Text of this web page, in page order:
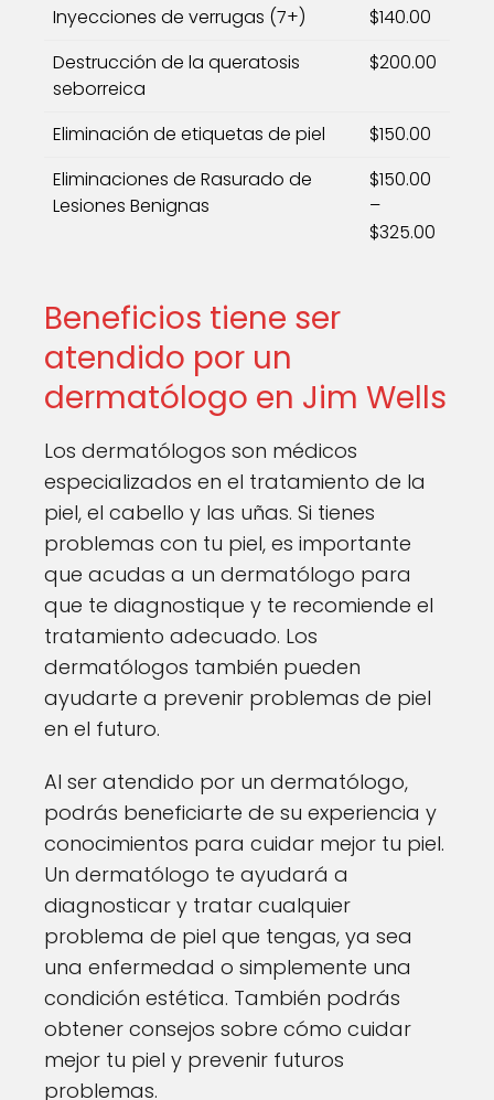
Inyecciones de verrugas (7+)
$140.00
Destrucción de la queratosis
seborreica
$200.00
Eliminación de etiquetas de piel
$150.00
Eliminaciones de Rasurado de
Lesiones Benignas
$150.00
–
$325.00
Beneficios tiene ser
atendido por un
dermatólogo en Jim Wells
Los dermatólogos son médicos
especializados en el tratamiento de la
piel, el cabello y las uñas. Si tienes
problemas con tu piel, es importante
que acudas a un dermatólogo para
que te diagnostique y te recomiende el
tratamiento adecuado. Los
dermatólogos también pueden
ayudarte a prevenir problemas de piel
en el futuro.
Al ser atendido por un dermatólogo,
podrás beneficiarte de su experiencia y
conocimientos para cuidar mejor tu piel.
Un dermatólogo te ayudará a
diagnosticar y tratar cualquier
problema de piel que tengas, ya sea
una enfermedad o simplemente una
condición estética. También podrás
obtener consejos sobre cómo cuidar
mejor tu piel y prevenir futuros
problemas.